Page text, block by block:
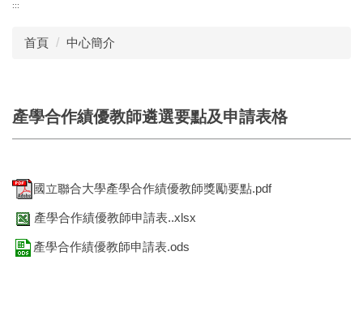
:::
首頁 中心簡介
產學合作績優教師遴選要點及申請表格
國立聯合大學產學合作績優教師獎勵要點.pdf
產學合作績優教師申請表..xlsx
產學合作績優教師申請表.ods